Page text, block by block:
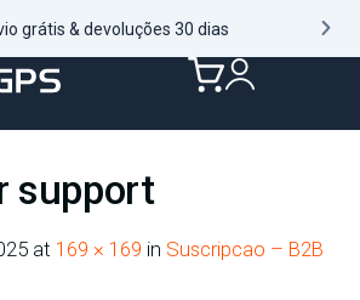
grátis & devoluções 30 dias
support
at 169 × 169 in Suscripcao – B2B